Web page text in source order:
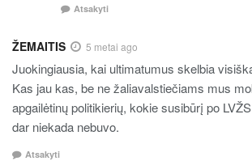
Atsakyti
ŽEMAITIS 5 metai ago
Juokingiausia, kai ultimatumus skelbia
Kas jau kas, be ne žaliavalstiečiams mus
apgailėtinų politikierių, kokie susibūrį po
dar niekada nebuvo.
Atsakyti